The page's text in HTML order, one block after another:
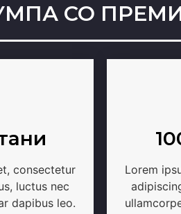
СО
consectetur
luctus nec
dapibus leo.
Lorem